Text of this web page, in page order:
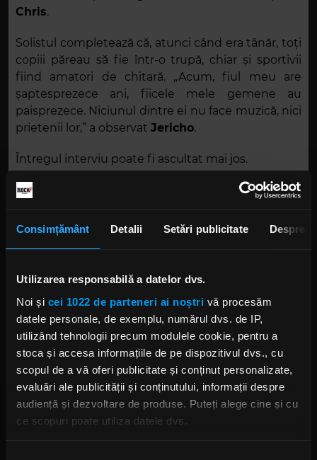
Consimțământ Detalii Setări publicitate Despre
Utilizarea responsabilă a datelor dvs.
Noi și cei 1022 de parteneri ai noștri vă procesăm
datele personale, de exemplu, numărul dvs. de IP,
utilizând tehnologii precum modulele cookie, pentru a
stoca și accesa informațiile de pe dispozitivul dvs., cu
scopul de a vă oferi publicitate și conținut personalizate,
evaluări ale publicității și conținutului, informații despre
audiență și dezvoltare de produse. Puteți alege cine și cu
ce scopuri poate utiliza datele dvs.
Chris.
Solistul completează că, atunci când era tânăr, toți
copiii păreau să fie într-o trupă, chiar și sportivii
fiind amatori de chitară. „Acum, fiul meu are
șaptesprezece ani, fiicele mele gemene au
paisprezece. Niciunul dintre ei nu face muzică, nici
prietenii lor,” a observat Jericho.
Întregul interviu poate fi ascultat mai jos.
Tu ce părere ai – este muzica rock pe moarte sau
Foto: Instagram,Fozzy Official ,@kindpunkfilm
CHRIS JERICHO CHRIS JERICHO FOZZY FOZZY
GENE SIMMONS KISS GENE SIMMONS IRON MAIDEN JUDAS PRIEST
METALLICA